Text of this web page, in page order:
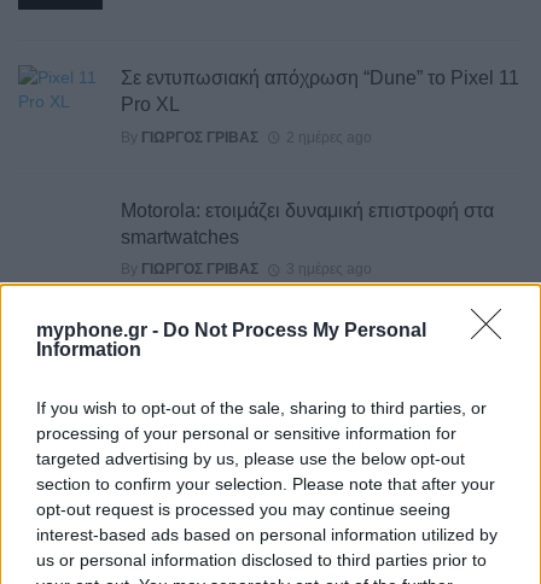
myphone.gr - Do Not Process My Personal
Information
If you wish to opt-out of the sale, sharing to third parties, or
processing of your personal or sensitive information for
targeted advertising by us, please use the below opt-out
section to confirm your selection. Please note that after your
opt-out request is processed you may continue seeing
interest-based ads based on personal information utilized by
us or personal information disclosed to third parties prior to
Σε εντυπωσιακή απόχρωση “Dune” το Pixel 11
Pro XL
By ΓΙΏΡΓΟΣ ΓΡΊΒΑΣ 2 ημέρες ago
Motorola: ετοιμάζει δυναμική επιστροφή στα
smartwatches
By ΓΙΏΡΓΟΣ ΓΡΊΒΑΣ 3 ημέρες ago
Η πιο ταξιδιάρικη βαλίτσα του φετινού
By ΓΙΏΡΓΟΣ ΓΡΊΒΑΣ 3 ημέρες ago
Η Vodafone στηρίζει τους συνδρομητές της στο
Ρέθυμνο
ByΓΙΏΡΓΟΣ ΓΡΊΒΑΣ 6 ημέρες ago